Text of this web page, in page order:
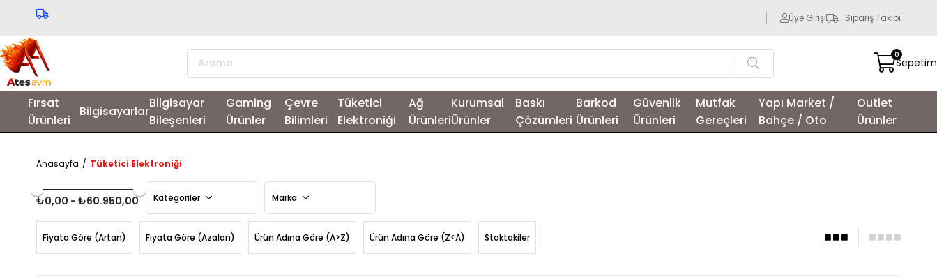
Üye Girişi Sipariş Takibi
Sepetim
0
Fırsat
Ürünleri
Bilgisayarlar
Bilgisayar
Bileşenleri
Gaming
Ürünler
Çevre
Bilimleri
Tüketici
Elektroniği
Ağ
Ürünleri
Kurumsal
Ürünler
Baskı
Çözümleri
Barkod
Ürünleri
Güvenlik
Ürünleri
Mutfak
Gereçleri
Yapı Market /
Bahçe / Oto
Outlet
Ürünler
Anasayfa Tüketici Elektroniği
₺0,00 - ₺60.950,00 Kategoriler Marka
Fiyata Göre (Artan) Fiyata Göre (Azalan) Ürün Adına Göre (A>Z) Ürün Adına Göre (Z<A) Stoktakiler